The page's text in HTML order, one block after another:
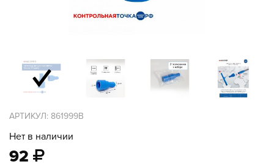
АРТИКУЛ: 861999B
Нет в наличии
92